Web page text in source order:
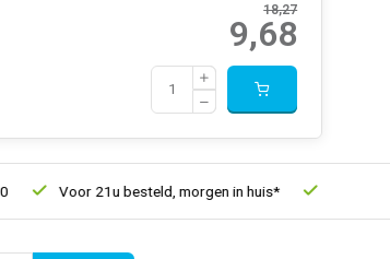
18,27
9,68
Voor 21u besteld, morgen in huis* 30 dagen